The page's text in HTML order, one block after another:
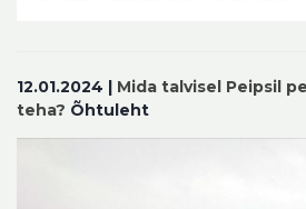
12.01.2024 | Mida talvisel Peipsil
teha? Õhtuleht